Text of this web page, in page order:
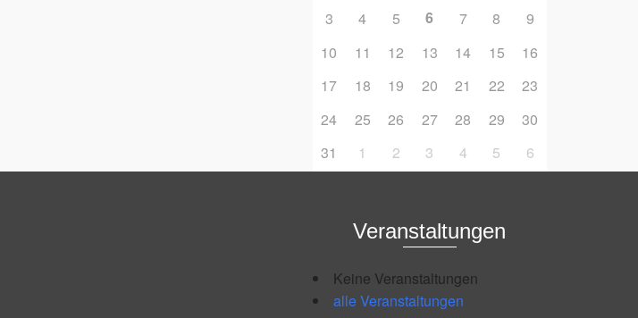
3
4 5 6 7 8
9
10
11 12 13 14 15
16
17
18 19 20 21 22
23
24
25 26 27 28 29
30
31
1 2 3 4 5 6
Veranstaltungen
Keine Veranstaltungen
alle Veranstaltungen